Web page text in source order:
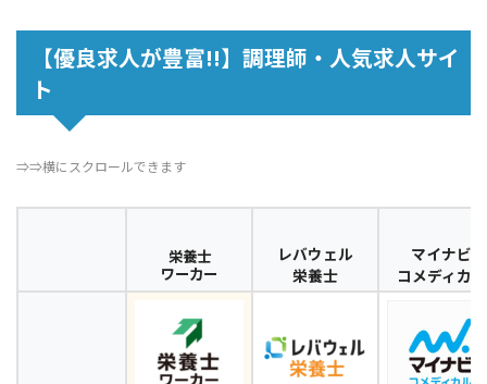
【優良求人が豊富!!】調理師・人気求人サイ
ト
⇒⇒横にスクロールできます
栄養士
ワーカー
レバウェル
栄養士
マイナビ
コメディカル